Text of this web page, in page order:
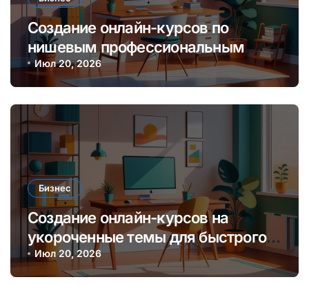
Создание онлайн-курсов по
нишевым профессиональным
навыкам для монетизации
экспертизы
Июл 20, 2026
Бизнес
Создание онлайн-курсов на
укороченные темы для быстрого
заработка и обучения аудитории
Июл 20, 2026